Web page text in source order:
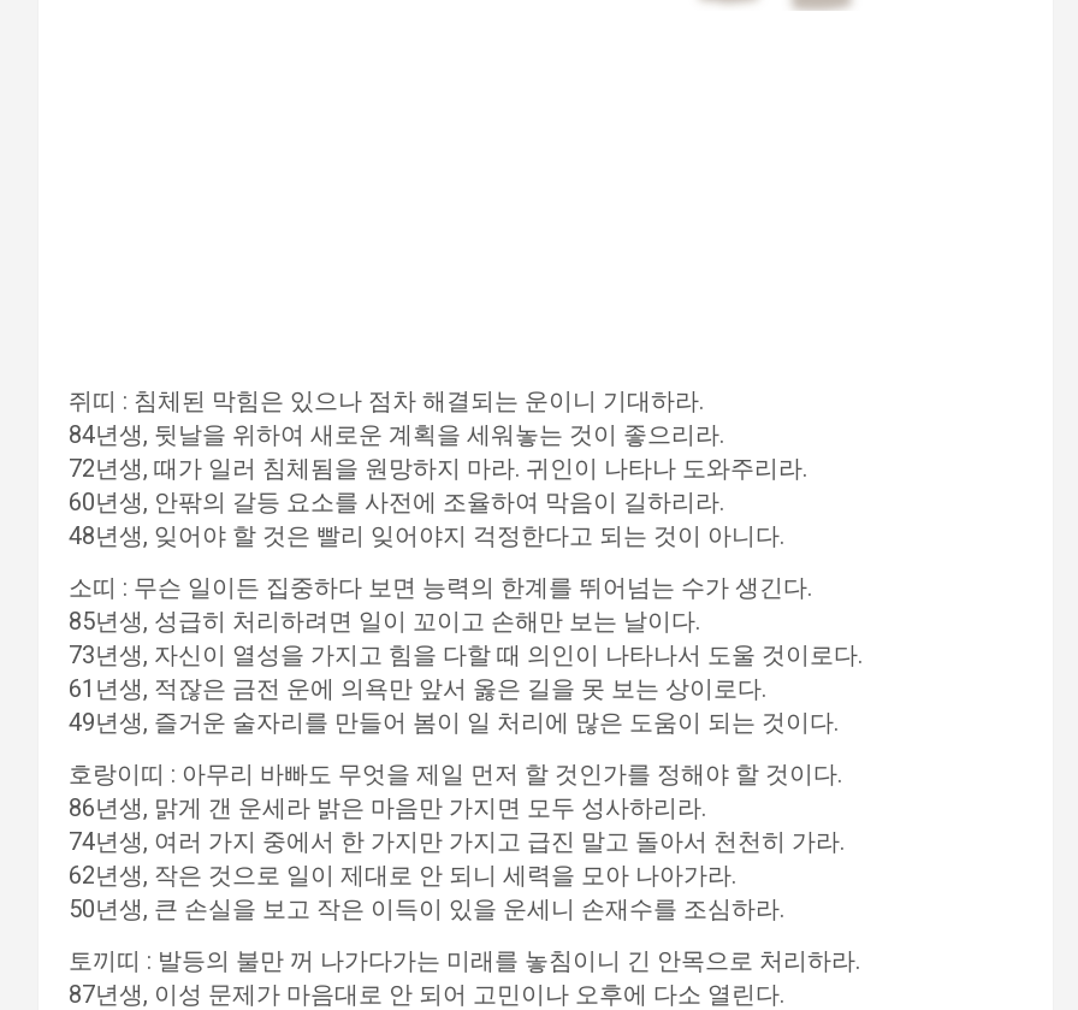
쥐띠 : 침체된 막힘은 있으나 점차 해결되는 운이니 기대하라.
84년생, 뒷날을 위하여 새로운 계획을 세워놓는 것이 좋으리라.
72년생, 때가 일러 침체됨을 원망하지 마라. 귀인이 나타나 도와주리라.
60년생, 안팎의 갈등 요소를 사전에 조율하여 막음이 길하리라.
48년생, 잊어야 할 것은 빨리 잊어야지 걱정한다고 되는 것이 아니다.
소띠 : 무슨 일이든 집중하다 보면 능력의 한계를 뛰어넘는 수가 생긴다.
85년생, 성급히 처리하려면 일이 꼬이고 손해만 보는 날이다.
73년생, 자신이 열성을 가지고 힘을 다할 때 의인이 나타나서 도울 것이로다.
61년생, 적잖은 금전 운에 의욕만 앞서 옳은 길을 못 보는 상이로다.
49년생, 즐거운 술자리를 만들어 봄이 일 처리에 많은 도움이 되는 것이다.
호랑이띠 : 아무리 바빠도 무엇을 제일 먼저 할 것인가를 정해야 할 것이다.
86년생, 맑게 갠 운세라 밝은 마음만 가지면 모두 성사하리라.
74년생, 여러 가지 중에서 한 가지만 가지고 급진 말고 돌아서 천천히 가라.
62년생, 작은 것으로 일이 제대로 안 되니 세력을 모아 나아가라.
50년생, 큰 손실을 보고 작은 이득이 있을 운세니 손재수를 조심하라.
토끼띠 : 발등의 불만 꺼 나가다가는 미래를 놓침이니 긴 안목으로 처리하라.
87년생, 이성 문제가 마음대로 안 되어 고민이나 오후에 다소 열린다.